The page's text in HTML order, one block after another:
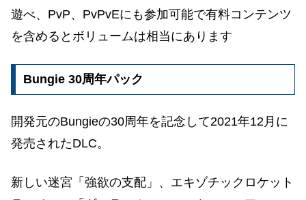
遊べ、PvP、PvPvEにも参加可能で有料コンテンツ
を含めるとボリュームは相当にあります
Bungie 30周年パック
開発元のBungieの30周年を記念して2021年12月に
発売されたDLC。
新しい迷宮「強欲の支配」、エキゾチックロケット